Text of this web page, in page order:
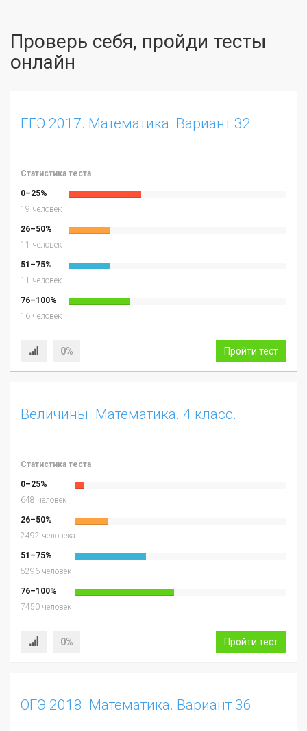
Проверь себя, пройди тесты
онлайн
ЕГЭ 2017. Математика. Вариант 32
Статистика теста
0–25%
19 человек
26–50%
11 человек
51–75%
11 человек
76–100%
16 человек
0% Пройти тест
Величины. Математика. 4 класс.
Статистика теста
0–25%
648 человек
26–50%
2492 человека
51–75%
5296 человек
76–100%
7450 человек
0% Пройти тест
ОГЭ 2018. Математика. Вариант 36